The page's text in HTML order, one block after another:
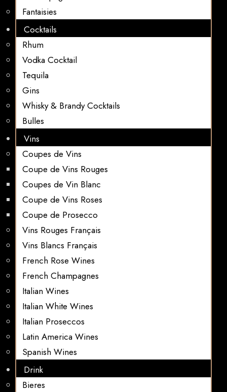
Fantaisies
Cocktails
Rhum
Vodka Cocktail
Tequila
Gins
Whisky & Brandy Cocktails
Bulles
Vins
Coupes de Vins
Coupe de Vins Rouges
Coupes de Vin Blanc
Coupe de Vins Roses
Coupe de Prosecco
Vins Rouges Français
Vins Blancs Français
French Rose Wines
French Champagnes
Italian Wines
Italian White Wines
Italian Proseccos
Latin America Wines
Spanish Wines
Drink
Bieres